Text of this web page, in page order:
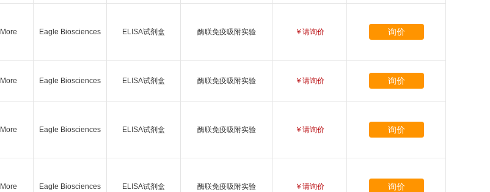
Eagle Biosciences ELISA试剂盒 酶联免疫吸附实验 ￥请询价 询价
Eagle Biosciences ELISA试剂盒 酶联免疫吸附实验 ￥请询价 询价
Eagle Biosciences ELISA试剂盒 酶联免疫吸附实验 ￥请询价 询价
Eagle Biosciences ELISA试剂盒 酶联免疫吸附实验 ￥请询价 询价